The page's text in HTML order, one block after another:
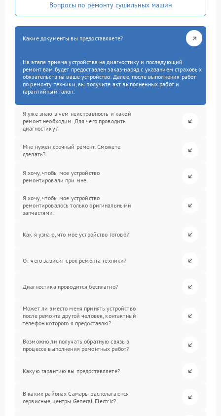
Вопросы по ремонту сушильных машин
Какие документы вы предоставляете?
На этапе приема устройства на диагностику и последующий
ремонт вам будет предоставлен заказ-наряд с указанием страховых
обязательств на ваше устройство. Далее, после выполнения работ
по ремонту техники, вы получите акт выполненных работ и
гарантийный талон.
Я уже знаю в чем неисправность и какой
ремонт необходим. Для чего проводить
диагностику?
Мне нужен срочный ремонт. Сможете
сделать?
Я хочу, чтобы мое устройство
ремонтировали при мне.
Я хочу, чтобы мое устройство
ремонтировалось только оригинальными
запчастями.
Как я узнаю, что мое устройство готово?
От чего зависит срок ремонта техники?
Диагностика проводится бесплатно?
Может ли вместо меня принять устройство
после ремонта другой человек, контактный
телефон которого я предоставлю?
Возможно ли получать обратную связь в
процессе выполнения ремонтных работ?
Какую гарантию вы предоставляете?
В каких районах Самары располагаются
сервисные центры General Electric?